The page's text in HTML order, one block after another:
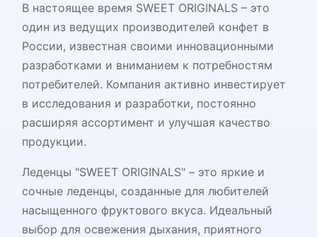
В настоящее время SWEET ORIGINALS – это
один из ведущих производителей конфет в
России, известная своими инновационными
разработками и вниманием к потребностям
потребителей. Компания активно инвестирует
в исследования и разработки, постоянно
расширяя ассортимент и улучшая качество
продукции.
Леденцы "SWEET ORIGINALS" – это яркие и
сочные леденцы, созданные для любителей
насыщенного фруктового вкуса. Идеальный
выбор для освежения дыхания, приятного